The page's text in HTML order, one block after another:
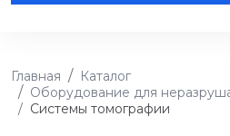
Главная
Каталог
Оборудование для
Системы томографии